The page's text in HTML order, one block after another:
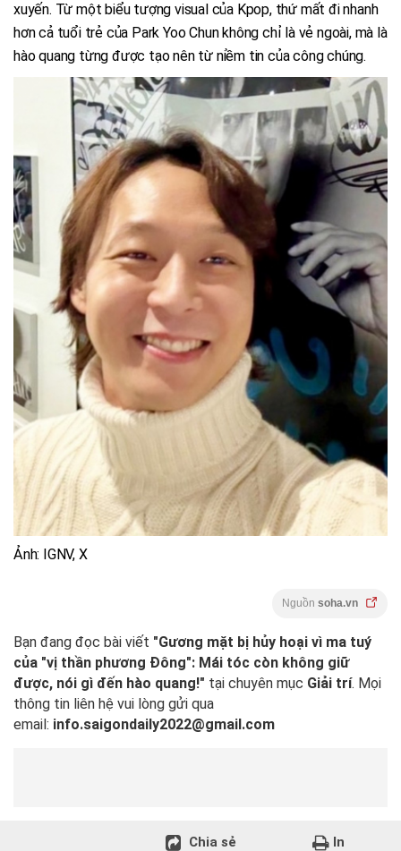
xuyến. Từ một biểu tượng visual của Kpop, thứ mất đi nhanh
hơn cả tuổi trẻ của Park Yoo Chun không chỉ là vẻ ngoài, mà là
hào quang từng được tạo nên từ niềm tin của công chúng.
Ảnh: IGNV, X
Nguồn soha.vn
Bạn đang đọc bài viết "Gương mặt bị hủy hoại vì ma tuý
của "vị thần phương Đông": Mái tóc còn không giữ
được, nói gì đến hào quang!" tại chuyên mục Giải trí. Mọi
thông tin liên hệ vui lòng gửi qua
email: info.saigondaily2022@gmail.com
Chia sẻ In